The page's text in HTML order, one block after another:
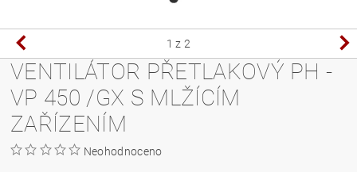
1 z 2
VENTILÁTOR PŘETLAKOVÝ PH -
VP 450 /GX S MLŽÍCÍM
ZAŘÍZENÍM
Neohodnoceno